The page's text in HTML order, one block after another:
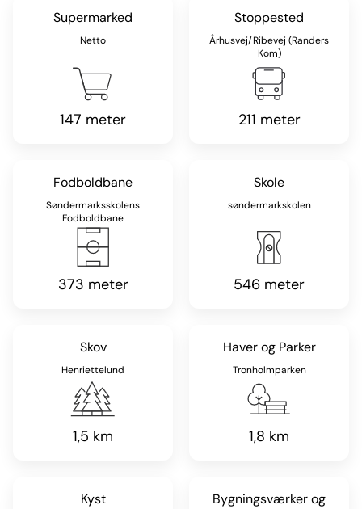
Supermarked
Netto
147 meter
Stoppested
Århusvej/Ribevej (Randers
Kom)
211 meter
Fodboldbane
Søndermarksskolens
Fodboldbane
373 meter
Skole
søndermarkskolen
546 meter
Skov
Henriettelund
1,5 km
Haver og Parker
Tronholmparken
1,8 km
Kyst
Bygningsværker og